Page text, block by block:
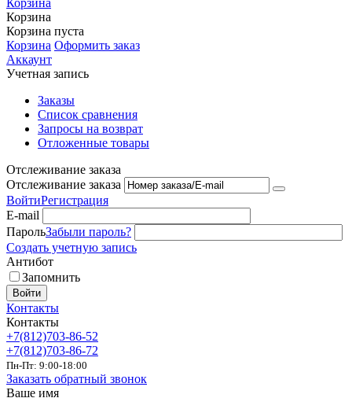
Корзина
Корзина
Корзина пуста
Корзина Оформить заказ
Аккаунт
Учетная запись
Заказы
Список сравнения
Запросы на возврат
Отложенные товары
Отслеживание заказа
Отслеживание заказа
ВойтиРегистрация
E-mail
ПарольЗабыли пароль?
Создать учетную запись
Антибот
Запомнить
Войти
Контакты
Контакты
+7(812)703-86-52
+7(812)703-86-72
Пн-Пт: 9:00-18:00
Заказать обратный звонок
Ваше имя